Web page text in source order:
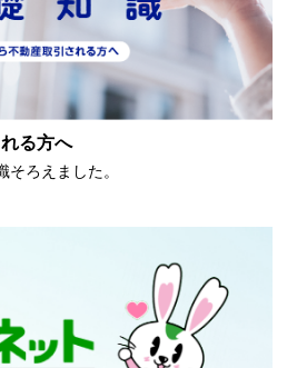
る方へ
ろえました。